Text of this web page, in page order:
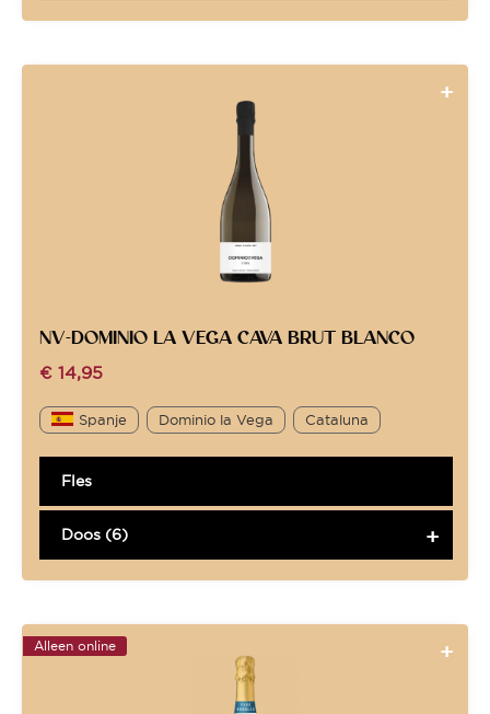
NV-DOMINIO LA VEGA CAVA BRUT BLANCO
€ 14,95
Spanje Dominio la Vega Cataluna
Fles
Doos (6)
Alleen online